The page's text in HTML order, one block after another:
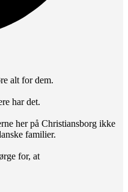
alt for dem.
har det.
her på Christiansborg ikke
familier.
for, at